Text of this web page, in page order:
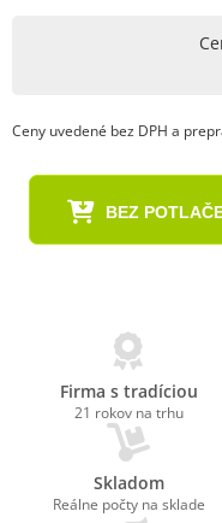
Ceny uvedené bez DPH a
BEZ
Firma s tradíciou
21 rokov na trhu
Skladom
Reálne počty na sklade